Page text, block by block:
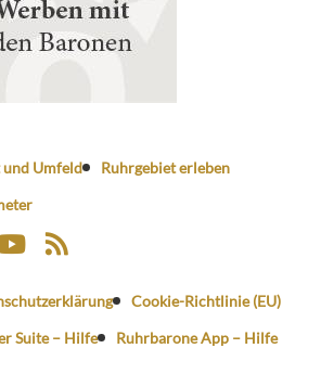
und Umfeld
Ruhrgebiet erleben
Cookie-Richtlinie (EU)
Suite – Hilfe
Ruhrbarone App – Hilfe